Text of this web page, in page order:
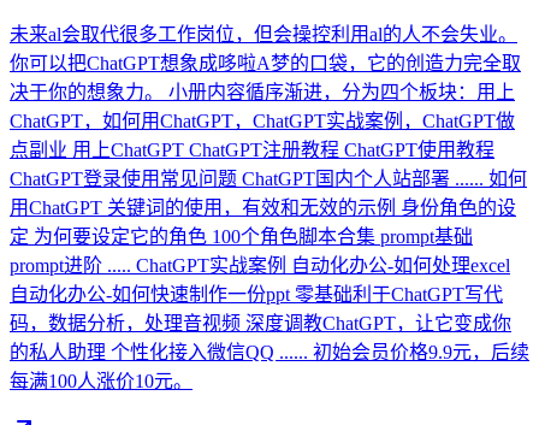
未来al会取代很多工作岗位，但会操控利用al的人不会失业。
你可以把ChatGPT想象成哆啦A梦的口袋，它的创造力完全取
决于你的想象力。 小册内容循序渐进，分为四个板块：用上
ChatGPT，如何用ChatGPT，ChatGPT实战案例，ChatGPT做
点副业 用上ChatGPT ChatGPT注册教程 ChatGPT使用教程
ChatGPT登录使用常见问题 ChatGPT国内个人站部署 ...... 如何
用ChatGPT 关键词的使用，有效和无效的示例 身份角色的设
定 为何要设定它的角色 100个角色脚本合集 prompt基础
prompt进阶 ..... ChatGPT实战案例 自动化办公-如何处理excel
自动化办公-如何快速制作一份ppt 零基础利于ChatGPT写代
码，数据分析，处理音视频 深度调教ChatGPT，让它变成你
的私人助理 个性化接入微信QQ ...... 初始会员价格9.9元，后续
每满100人涨价10元。